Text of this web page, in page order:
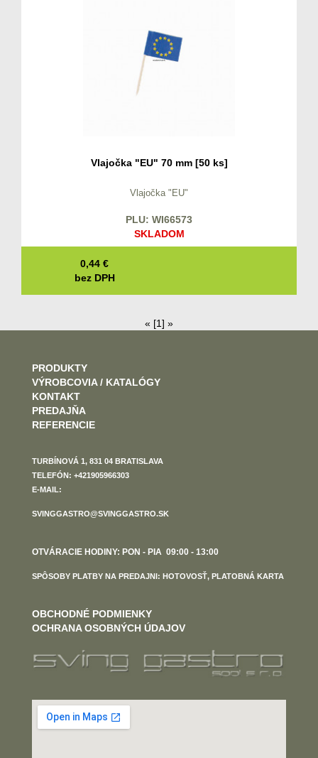
Vlajočka "EU" 70 mm [50 ks]
Vlajočka "EU"
PLU: WI66573
SKLADOM
0,44 €
bez DPH
« [1] »
PRODUKTY
VÝROBCOVIA / KATALÓGY
KONTAKT
PREDAJŇA
REFERENCIE
TURBÍNOVÁ 1, 831 04 BRATISLAVA
TELEFÓN: +421905966303
E-MAIL:
SVINGGASTRO@SVINGGASTRO.SK
OTVÁRACIE HODINY: PON - PIA 09:00 - 13:00
SPÔSOBY PLATBY NA PREDAJNI: HOTOVOSŤ, PLATOBNÁ KARTA
OBCHODNÉ PODMIENKY
OCHRANA OSOBNÝCH ÚDAJOV